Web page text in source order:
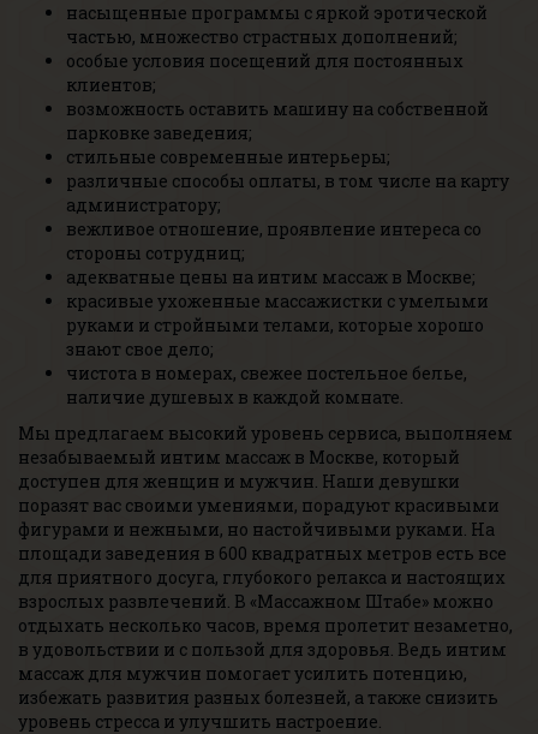
насыщенные программы с яркой эротической
частью, множество страстных дополнений;
особые условия посещений для постоянных
клиентов;
возможность оставить машину на собственной
парковке заведения;
стильные современные интерьеры;
различные способы оплаты, в том числе на карту
администратору;
вежливое отношение, проявление интереса со
стороны сотрудниц;
адекватные цены на интим массаж в Москве;
красивые ухоженные массажистки с умелыми
руками и стройными телами, которые хорошо
знают свое дело;
чистота в номерах, свежее постельное белье,
наличие душевых в каждой комнате.
Мы предлагаем высокий уровень сервиса, выполняем
незабываемый интим массаж в Москве, который
доступен для женщин и мужчин. Наши девушки
поразят вас своими умениями, порадуют красивыми
фигурами и нежными, но настойчивыми руками. На
площади заведения в 600 квадратных метров есть все
для приятного досуга, глубокого релакса и настоящих
взрослых развлечений. В «Массажном Штабе» можно
отдыхать несколько часов, время пролетит незаметно,
в удовольствии и с пользой для здоровья. Ведь интим
массаж для мужчин помогает усилить потенцию,
избежать развития разных болезней, а также снизить
уровень стресса и улучшить настроение.